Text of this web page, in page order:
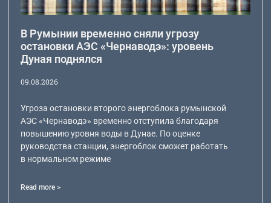
В Румынии временно сняли угрозу
остановки АЭС «Чернаводэ»: уровень
Дуная поднялся
09.08.2026
Угроза остановки второго энергоблока румынской
АЭС «Чернаводэ» временно отступила благодаря
повышению уровня воды в Дунае. По оценке
руководства станции, энергоблок сможет работать
в нормальном режиме
Read more >